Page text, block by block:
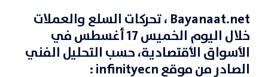
Bayanaat.net، تحركات السلع والعملات
خلال اليوم الخميس 17 أغسطس في
الأسواق الأقتصادية، حسب التحليل الفني
الصادر من موقعinfinityecn
: